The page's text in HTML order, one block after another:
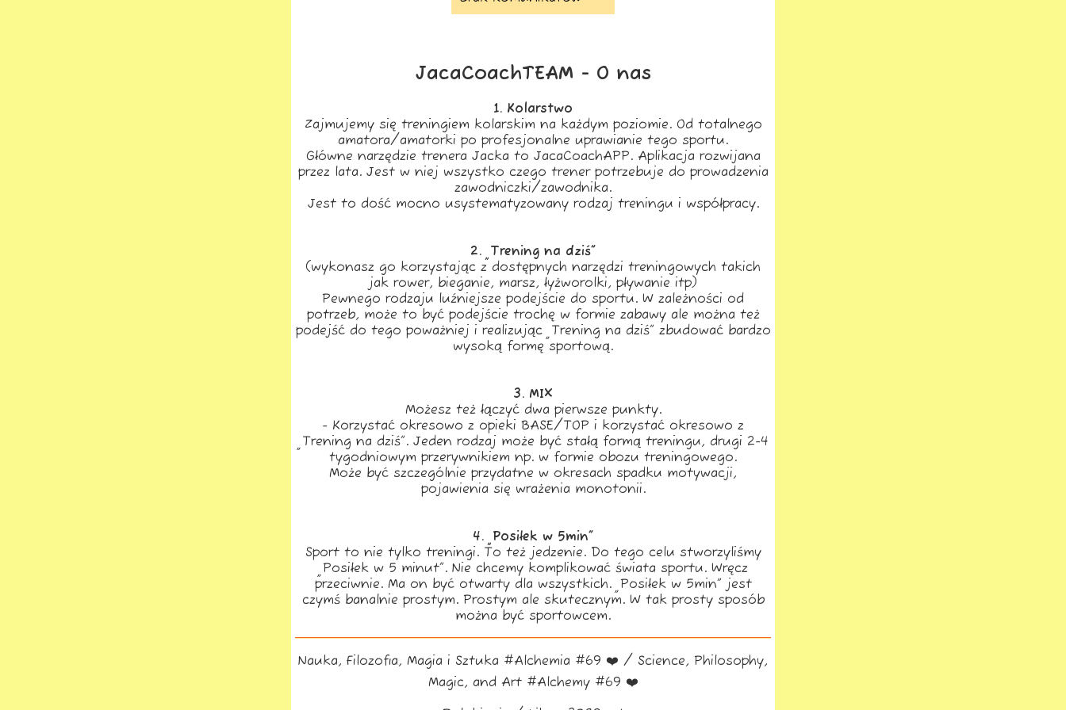
JacaCoachTEAM - O nas
1. Kolarstwo
Zajmujemy się treningiem kolarskim na każdym poziomie. Od totalnego
amatora/amatorki po profesjonalne uprawianie tego sportu.
Główne narzędzie trenera Jacka to JacaCoachAPP. Aplikacja rozwijana
przez lata. Jest w niej wszystko czego trener potrzebuje do prowadzenia
zawodniczki/zawodnika.
Jest to dość mocno usystematyzowany rodzaj treningu i współpracy.
2. „Trening na dziś”
(wykonasz go korzystając z dostępnych narzędzi treningowych takich
jak rower, bieganie, marsz, łyżworolki, pływanie itp)
Pewnego rodzaju luźniejsze podejście do sportu. W zależności od
potrzeb, może to być podejście trochę w formie zabawy ale można też
podejść do tego poważniej i realizując „Trening na dziś” zbudować bardzo
wysoką formę sportową.
3. MIX
Możesz też łączyć dwa pierwsze punkty.
- Korzystać okresowo z opieki BASE/TOP i korzystać okresowo z
„Trening na dziś”. Jeden rodzaj może być stałą formą treningu, drugi 2-4
tygodniowym przerywnikiem np. w formie obozu treningowego.
Może być szczególnie przydatne w okresach spadku motywacji,
pojawienia się wrażenia monotonii.
4. „Posiłek w 5min”
Sport to nie tylko treningi. To też jedzenie. Do tego celu stworzyliśmy
„Posiłek w 5 minut”. Nie chcemy komplikować świata sportu. Wręcz
przeciwnie. Ma on być otwarty dla wszystkich. „Posiłek w 5min” jest
czymś banalnie prostym. Prostym ale skutecznym. W tak prosty sposób
można być sportowcem.
Nauka, Filozofia, Magia i Sztuka #Alchemia #69 ❤️ / Science, Philosophy,
Magic, and Art #Alchemy #69 ❤️